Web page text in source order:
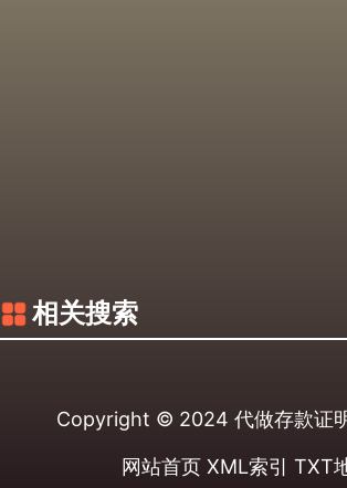
相关搜索
Copyright © 2024 代做存款证
网站首页 XML索引 TXT